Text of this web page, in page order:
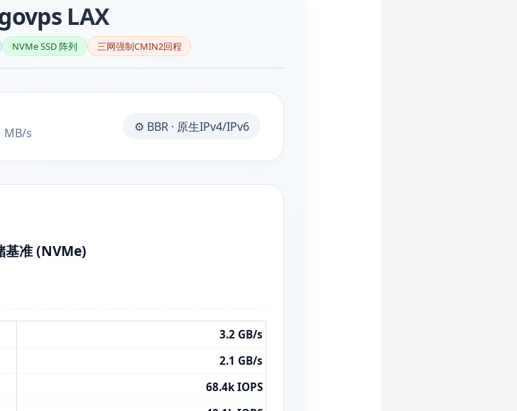
LAX
NVMe SSD 阵列 三网强制CMIN2回程
MB/s ⚙️ BBR · 原生IPv4/IPv6
基准 (NVMe)
3.2 GB/s
2.1 GB/s
68.4k IOPS